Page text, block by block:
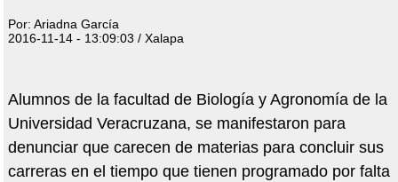
Por: Ariadna García
2016-11-14 - 13:09:03 / Xalapa
Alumnos de la facultad de Biología y Agronomía de la
Universidad Veracruzana, se manifestaron para
denunciar que carecen de materias para concluir sus
carreras en el tiempo que tienen programado por falta